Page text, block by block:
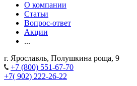
О компании
Статьи
Вопрос-ответ
Акции
...
г. Ярославль, Полушкина роща, 9
+7 (800) 551-67-70
+7( 902) 222-26-22